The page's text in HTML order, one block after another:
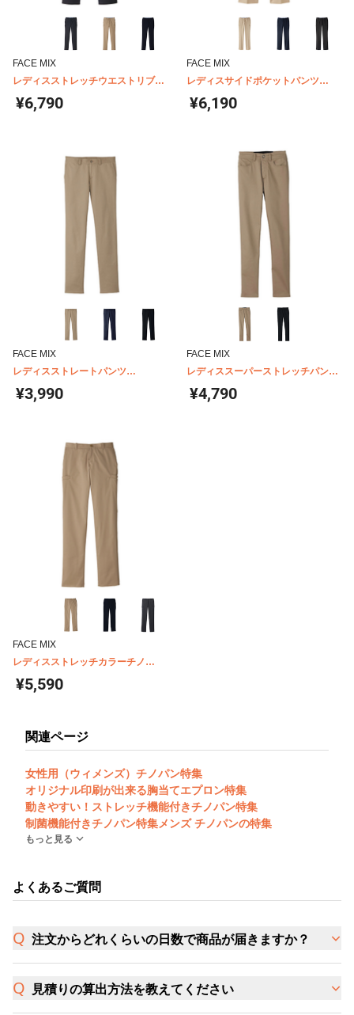
FACE MIX
レディスストレッチウエストリブパ
ンツ FP6306L
¥6,790
FACE MIX
レディスサイドポケットパンツ
FP6304L
¥6,190
FACE MIX
レディスストレートパンツ
FP6317L
¥3,990
FACE MIX
レディススーパーストレッチパンツ
FP6319L
¥4,790
FACE MIX
レディスストレッチカラーチノ
FP6305L
¥5,590
関連ページ
女性用（ウィメンズ）チノパン特集
オリジナル印刷が出来る胸当てエプロン特集
動きやすい！ストレッチ機能付きチノパン特集
制菌機能付きチノパン特集メンズ チノパンの特集
もっと見る
よくあるご質問
注文からどれくらいの日数で商品が届きますか？
見積りの算出方法を教えてください